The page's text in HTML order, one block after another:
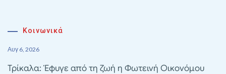
Κοινωνικά
Αυγ 6, 2026
Τρίκαλα: Έφυγε από τη ζωή η Φωτεινή Οικονόμου